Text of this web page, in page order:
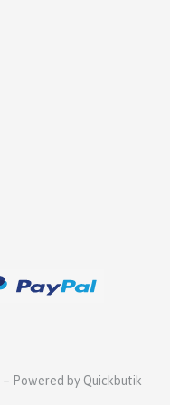
– Powered by Quickbutik